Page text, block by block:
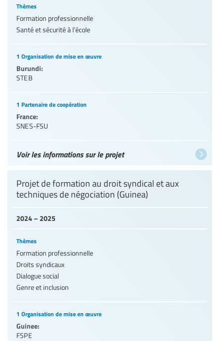
Thèmes
Formation professionnelle
Santé et sécurité à l’école
1 Organisation de mise en œuvre
Burundi:
STEB
1 Partenaire de coopération
France:
SNES-FSU
Voir les informations sur le projet
2024 – 2025
Projet de formation au droit syndical et aux
techniques de négociation (Guinea)
Thèmes
Formation professionnelle
Droits syndicaux
Dialogue social
Genre et inclusion
1 Organisation de mise en œuvre
Guinee:
FSPE